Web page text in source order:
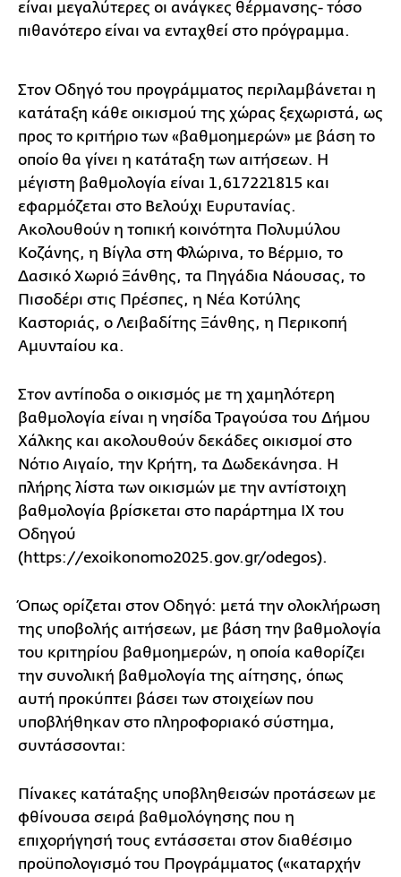
είναι μεγαλύτερες οι ανάγκες θέρμανσης- τόσο
πιθανότερο είναι να ενταχθεί στο πρόγραμμα.
Στον Οδηγό του προγράμματος περιλαμβάνεται η
κατάταξη κάθε οικισμού της χώρας ξεχωριστά, ως
προς το κριτήριο των «βαθμοημερών» με βάση το
οποίο θα γίνει η κατάταξη των αιτήσεων. Η
μέγιστη βαθμολογία είναι 1,617221815 και
εφαρμόζεται στο Βελούχι Ευρυτανίας.
Ακολουθούν η τοπική κοινότητα Πολυμύλου
Κοζάνης, η Βίγλα στη Φλώρινα, το Βέρμιο, το
Δασικό Χωριό Ξάνθης, τα Πηγάδια Νάουσας, το
Πισοδέρι στις Πρέσπες, η Νέα Κοτύλης
Καστοριάς, ο Λειβαδίτης Ξάνθης, η Περικοπή
Αμυνταίου κα.
Στον αντίποδα ο οικισμός με τη χαμηλότερη
βαθμολογία είναι η νησίδα Τραγούσα του Δήμου
Χάλκης και ακολουθούν δεκάδες οικισμοί στο
Νότιο Αιγαίο, την Κρήτη, τα Δωδεκάνησα. Η
πλήρης λίστα των οικισμών με την αντίστοιχη
βαθμολογία βρίσκεται στο παράρτημα ΙΧ του
Οδηγού
(https://exoikonomo2025.gov.gr/odegos).
Όπως ορίζεται στον Οδηγό: μετά την ολοκλήρωση
της υποβολής αιτήσεων, με βάση την βαθμολογία
του κριτηρίου βαθμοημερών, η οποία καθορίζει
την συνολική βαθμολογία της αίτησης, όπως
αυτή προκύπτει βάσει των στοιχείων που
υποβλήθηκαν στο πληροφοριακό σύστημα,
συντάσσονται:
Πίνακες κατάταξης υποβληθεισών προτάσεων με
φθίνουσα σειρά βαθμολόγησης που η
επιχορήγησή τους εντάσσεται στον διαθέσιμο
προϋπολογισμό του Προγράμματος («καταρχήν